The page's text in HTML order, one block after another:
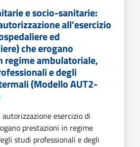
e socio-sanitarie:
all’esercizio
ed
che erogano
regime ambulatoriale,
e degli
(Modello AUT2-
esercizio di
prestazioni in regime
studi professionali e degli